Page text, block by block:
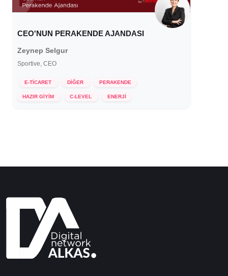
CEO'NUN PERAKENDE AJANDASI
Zeynep Selgur
Sportive, CEO
E-TİCARET DİĞER PERAKENDE
HAZIR GİYİM C-LEVEL ENERJİ